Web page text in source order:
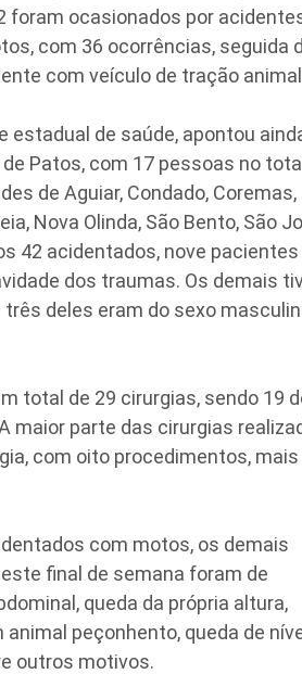
foram ocasionados por
com 36 ocorrências, seguida
com veículo de tração
estadual de saúde, apontou
Patos, com 17 pessoas no
de Aguiar, Condado, Coremas,
Nova Olinda, São Bento, São
42 acidentados, nove pacientes
dos traumas. Os demais
deles eram do sexo
total de 29 cirurgias, sendo 19
maior parte das cirurgias
com oito procedimentos,
com motos, os demais
final de semana foram de
queda da própria altura,
peçonhento, queda de
outros motivos.